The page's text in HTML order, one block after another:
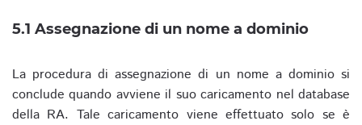
5.1 Assegnazione di un nome a dominio
La procedura di assegnazione di un nome a dominio si
conclude quando avviene il suo caricamento nel database
della RA. Tale caricamento viene effettuato solo se è